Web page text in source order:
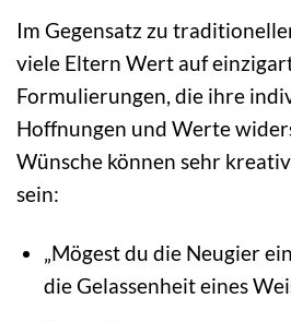
Im Gegensatz zu
viele Eltern Wert auf
Formulierungen, die ihre
Hoffnungen und Werte
Wünsche können sehr
sein:
„Mögest du die Neugier
die Gelassenheit eines